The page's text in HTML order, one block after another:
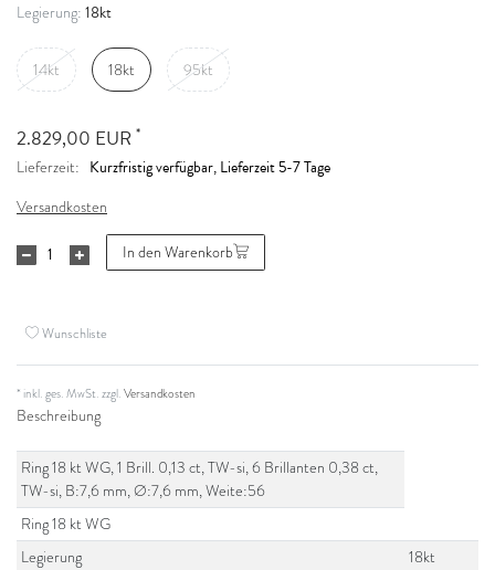
Legierung: 18kt
14kt 18kt 95kt
2.829,00 EUR *
Lieferzeit: Kurzfristig verfügbar, Lieferzeit 5-7 Tage
Versandkosten
In den Warenkorb
Wunschliste
* inkl. ges. MwSt. zzgl.Versandkosten
Beschreibung
Ring 18 kt WG, 1 Brill. 0,13 ct, TW-si, 6 Brillanten 0,38 ct,
TW-si, B:7,6 mm, Ø:7,6 mm, Weite:56
Ring 18 kt WG
Legierung
18kt